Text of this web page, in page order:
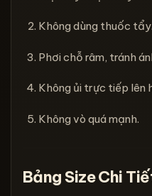
Không dùng thuốc tẩy.
Phơi chỗ râm, tránh
Không ủi trực tiếp lên
Không vò quá mạnh.
Bảng Size Chi